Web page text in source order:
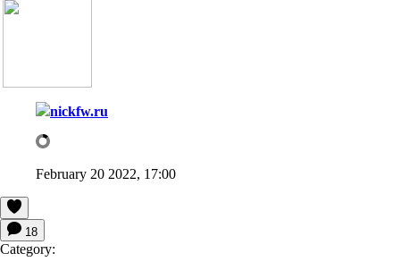
nickfw.ru
February 20 2022, 17:00
18
Category: